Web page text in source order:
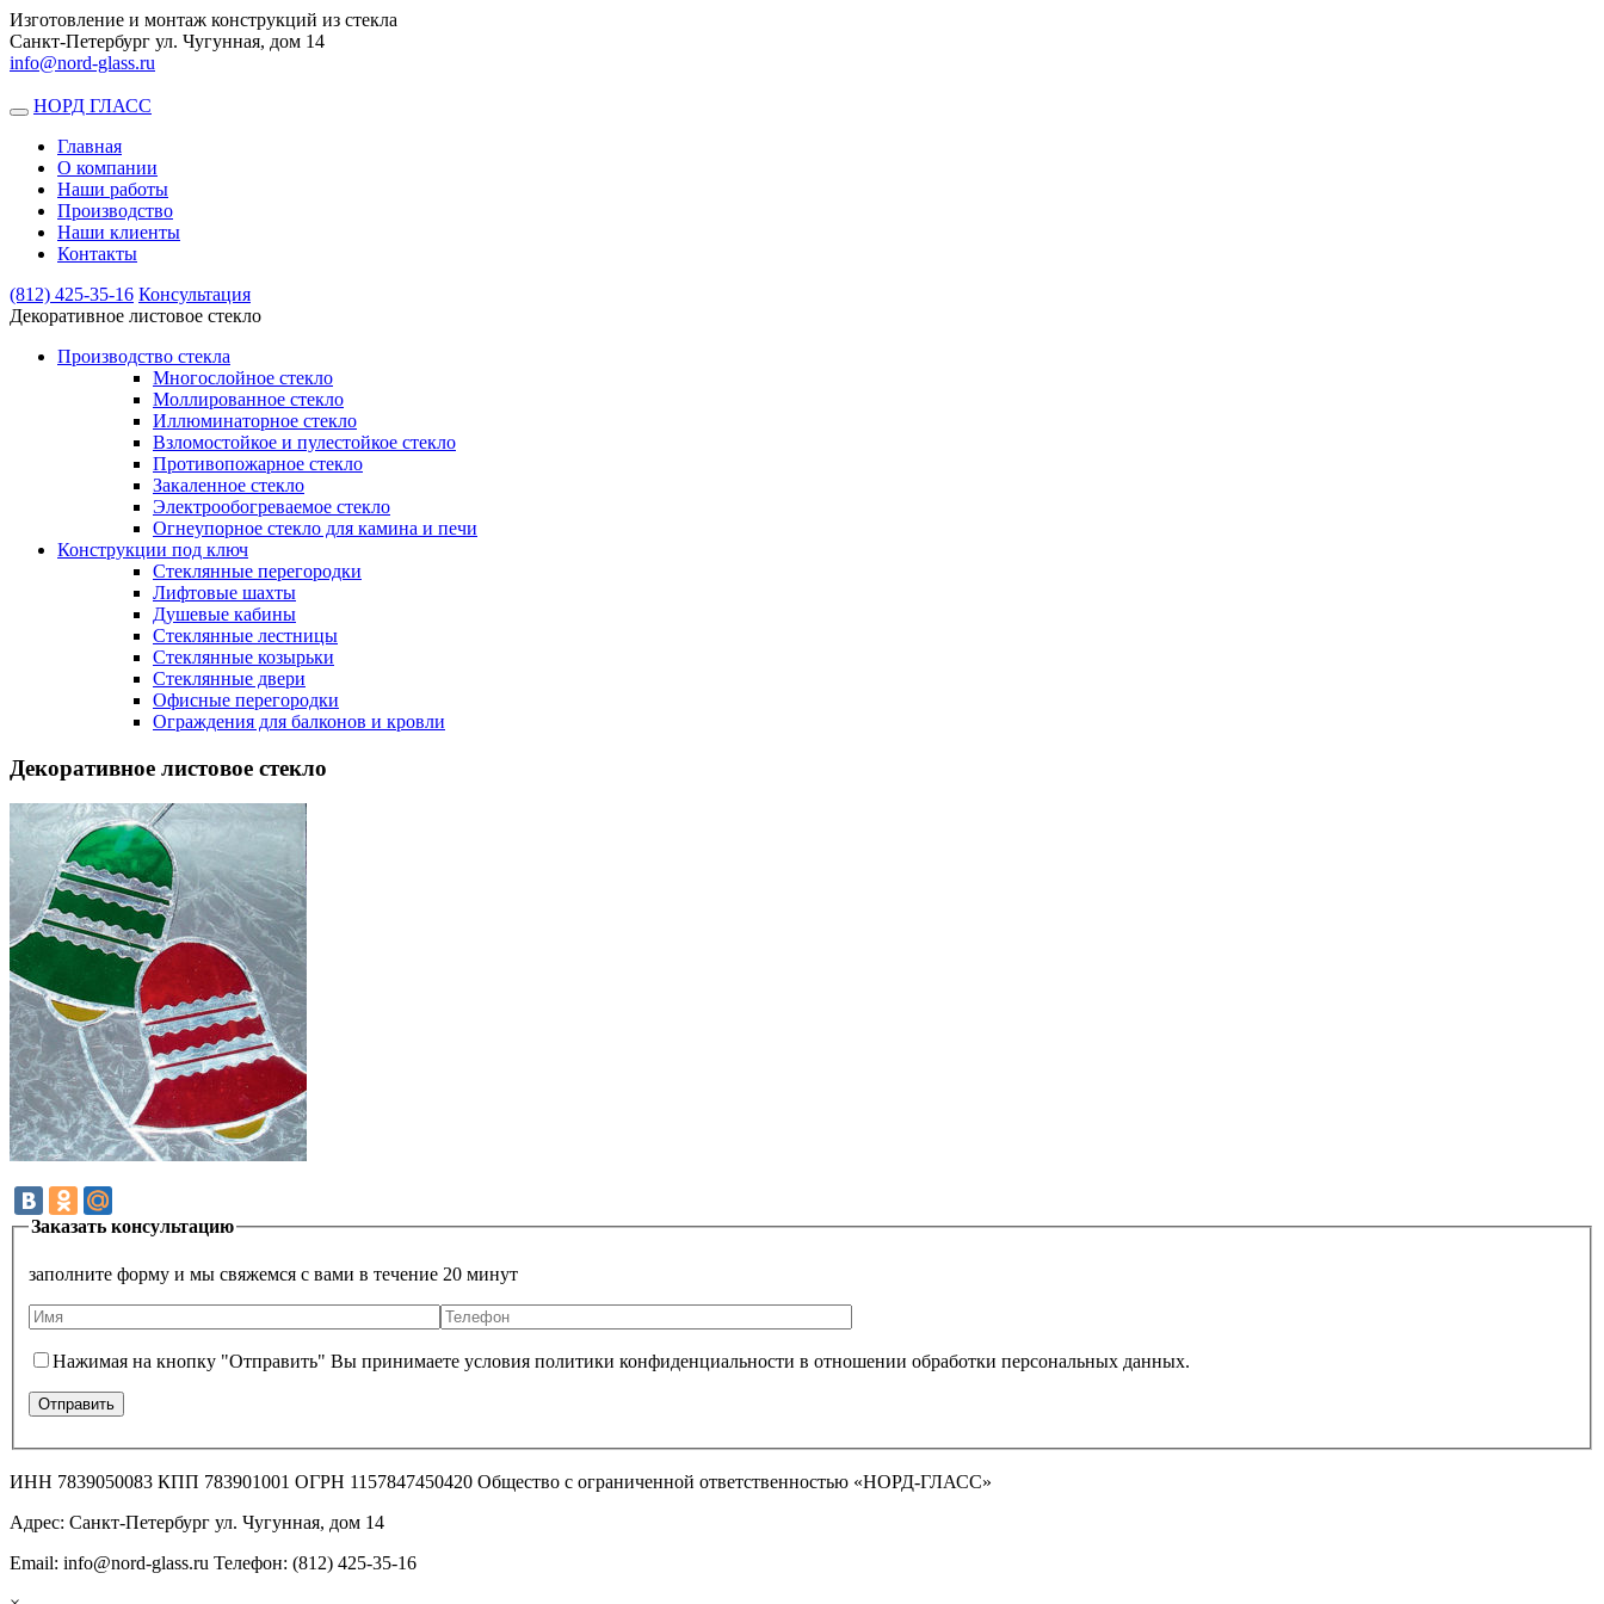
Изготовление и монтаж конструкций из стекла
Санкт-Петербург ул. Чугунная, дом 14
info@nord-glass.ru
Toggle
navigation
НОРД ГЛАСС
Главная
О компании
Наши работы
Производство
Наши клиенты
Контакты
(812) 425-35-16 Консультация
Декоративное листовое стекло
Производство стекла
Многослойное стекло
Моллированное стекло
Иллюминаторное стекло
Взломостойкое и пулестойкое стекло
Противопожарное стекло
Закаленное стекло
Электрообогреваемое стекло
Огнеупорное стекло для камина и печи
Конструкции под ключ
Стеклянные перегородки
Лифтовые шахты
Душевые кабины
Cтеклянные лестницы
Cтеклянные козырьки
Cтеклянные двери
Офисные перегородки
Ограждения для балконов и кровли
Декоративное листовое стекло
Заказать консультацию
заполните форму и мы свяжемся с вами в течение 20 минут
Нажимая на кнопку "Отправить" Вы принимаете условия политики конфиденциальности в отношении обработки персональных данных.
ИНН 7839050083 КПП 783901001 ОГРН 1157847450420 Общество с ограниченной ответственностью «НОРД-ГЛАСС»
Адрес: Санкт-Петербург ул. Чугунная, дом 14
Email: info@nord-glass.ru Телефон: (812) 425-35-16